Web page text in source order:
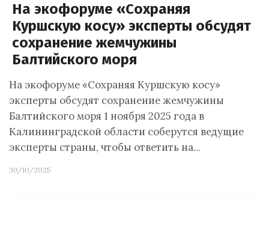
На экофоруме «Сохраняя
Куршскую косу» эксперты обсудят
сохранение жемчужины
Балтийского моря
На экофоруме «Сохраняя Куршскую косу»
эксперты обсудят сохранение жемчужины
Балтийского моря 1 ноября 2025 года в
Калининградской области соберутся ведущие
эксперты страны, чтобы ответить на…
30/10/2025